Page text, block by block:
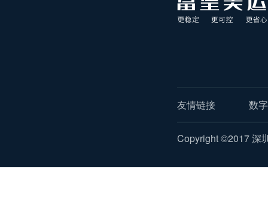
友情链接 数
Copyright ©2017 深